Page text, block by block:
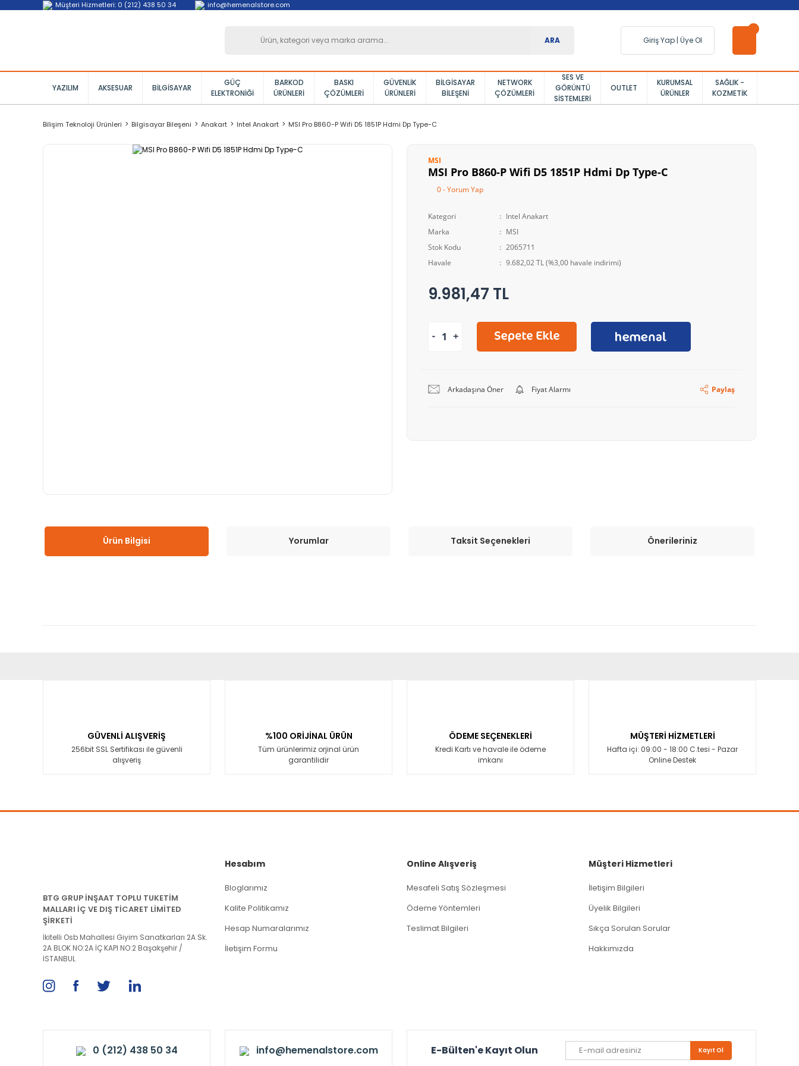
Müşteri Hizmetleri: 0 (212) 438 50 34 info@hemenalstore.com
ARA Giriş Yap | Üye Ol
YAZILIM AKSESUAR BILGISAYAR
GÜÇ
ELEKTRONIĞI
BARKOD
ÜRÜNLERI
BASKI
ÇÖZÜMLERI
GÜVENLIK
ÜRÜNLERI
BILGISAYAR
BILEŞENI
NETWORK
ÇÖZÜMLERI
SES VE
GÖRÜNTÜ
SISTEMLERI
OUTLET
KURUMSAL
ÜRÜNLER
SAĞLIK -
KOZMETIK
Bilişim Teknoloji Ürünleri Bilgisayar Bileşeni Anakart Intel Anakart MSI Pro B860-P Wifi D5 1851P Hdmi Dp Type-C
MSI
MSI Pro B860-P Wifi D5 1851P Hdmi Dp Type-C
0 - Yorum Yap
Kategori
Intel Anakart
Marka
MSI
Stok Kodu
2065711
Havale
9.682,02 TL (%3,00 havale indirimi)
9.981,47 TL
Arkadaşına Öner Fiyat Alarmı Paylaş
Ürün Bilgisi Yorumlar Taksit Seçenekleri Önerileriniz
Ürün bilgilerinde hatalar bulunuyor.
Ürün fiyatı diğer sitelerden daha pahalı.
GÜVENLİ ALIŞVERİŞ
256bit SSL Sertifikası ile güvenli
alışveriş
%100 ORİJİNAL ÜRÜN
Tüm ürünlerimiz orjinal ürün
garantilidir
ÖDEME SEÇENEKLERİ
Kredi Kartı ve havale ile ödeme
imkanı
MÜŞTERİ HİZMETLERİ
Hafta içi: 09:00 - 18:00 C.tesi - Pazar
Online Destek
BTG GRUP İNŞAAT TOPLU TUKETİM
MALLARI İÇ VE DIŞ TİCARET LİMİTED
ŞİRKETİ
İkitelli Osb Mahallesi Giyim Sanatkarları 2A Sk.
2A BLOK NO:2A İÇ KAPI NO:2 Başakşehir /
İSTANBUL
Hesabım
Bloglarımız
Kalite Politikamız
Hesap Numaralarımız
İletişim Formu
Online Alışveriş
Mesafeli Satış Sözleşmesi
Ödeme Yöntemleri
Teslimat Bilgileri
Müşteri Hizmetleri
İletişim Bilgileri
Üyelik Bilgileri
Sıkça Sorulan Sorular
Hakkımızda
0 (212) 438 50 34 info@hemenalstore.com E-Bülten'e Kayıt Olun Kayıt Ol